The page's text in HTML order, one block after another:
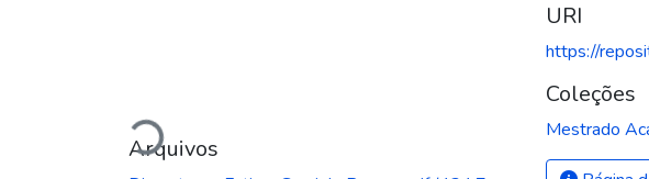
Carregando...
Arquivos
URI
https://
Coleções
Mestrado